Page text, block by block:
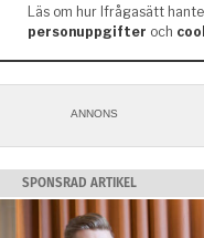
ANNONS
SPONSRAD ARTIKEL